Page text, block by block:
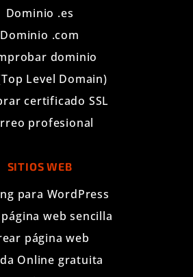
Dominio .es
Dominio .com
dominio
Level Domain)
certificado SSL
profesional
SITIOS WEB
para WordPress
web sencilla
página web
Online gratuita